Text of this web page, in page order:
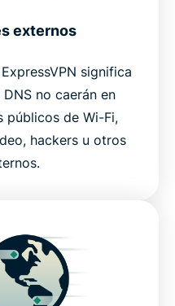
externos
significa
no caerán en
públicos de Wi-Fi,
hackers u otros